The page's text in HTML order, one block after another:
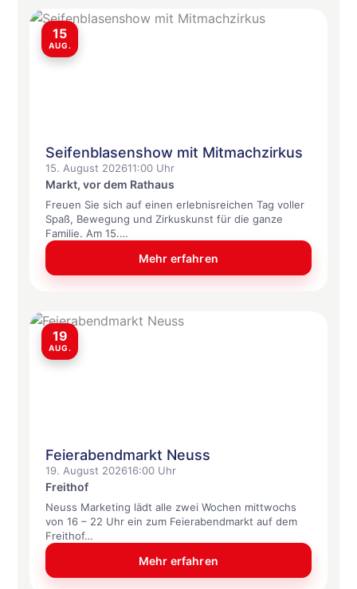
15
AUG.
Seifenblasenshow mit Mitmachzirkus
15. August 202611:00 Uhr
Markt, vor dem Rathaus
Freuen Sie sich auf einen erlebnisreichen Tag voller
Spaß, Bewegung und Zirkuskunst für die ganze
Familie. Am 15.…
Mehr erfahren
19
AUG.
Feierabendmarkt Neuss
19. August 202616:00 Uhr
Freithof
Neuss Marketing lädt alle zwei Wochen mittwochs
von 16 – 22 Uhr ein zum Feierabendmarkt auf dem
Freithof…
Mehr erfahren